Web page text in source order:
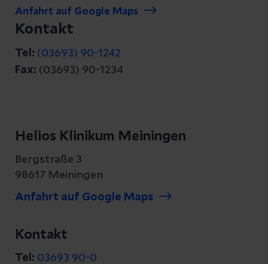
Anfahrt auf Google Maps
Kontakt
Tel: (03693) 90-1242
Fax: (03693) 90-1234
Helios Klinikum Meiningen
Bergstraße 3
98617 Meiningen
Anfahrt auf Google Maps
Kontakt
Tel: 03693 90-0